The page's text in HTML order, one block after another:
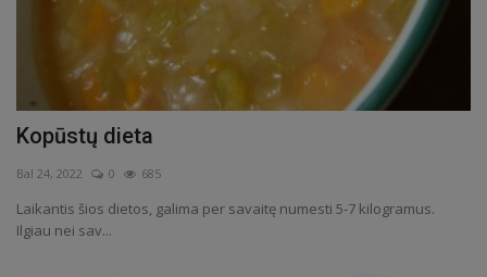
Kopūstų dieta
Bal 24, 2022 0 685
Laikantis šios dietos, galima per savaitę numesti 5-7 kilogramus.
Ilgiau nei sav...